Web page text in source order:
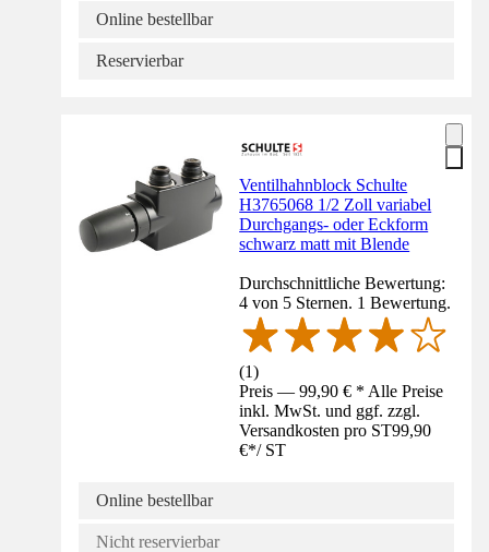
Online bestellbar
Reservierbar
Ventilhahnblock Schulte
H3765068 1/2 Zoll variabel
Durchgangs- oder Eckform
schwarz matt mit Blende
Durchschnittliche Bewertung:
4 von 5 Sternen. 1 Bewertung.
(1)
Preis — 99,90 € * Alle Preise
inkl. MwSt. und ggf. zzgl.
Versandkosten pro ST99,90
€*/ ST
Online bestellbar
Nicht reservierbar